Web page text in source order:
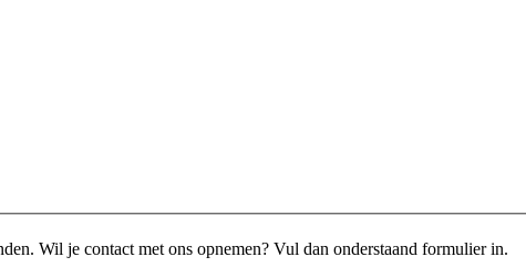
Wil je contact met ons opnemen? Vul dan onderstaand formulier in.